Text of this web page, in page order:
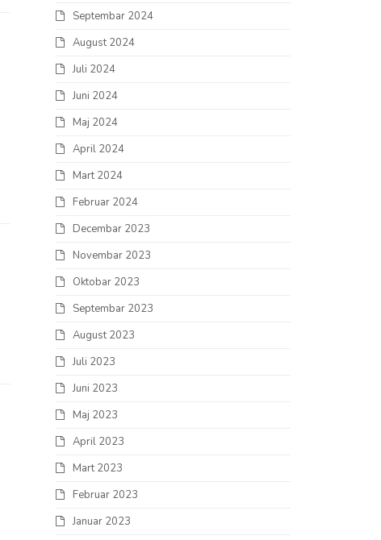
Septembar 2024
August 2024
Juli 2024
Juni 2024
Maj 2024
April 2024
Mart 2024
Februar 2024
Decembar 2023
Novembar 2023
Oktobar 2023
Septembar 2023
August 2023
Juli 2023
Juni 2023
Maj 2023
April 2023
Mart 2023
Februar 2023
Januar 2023